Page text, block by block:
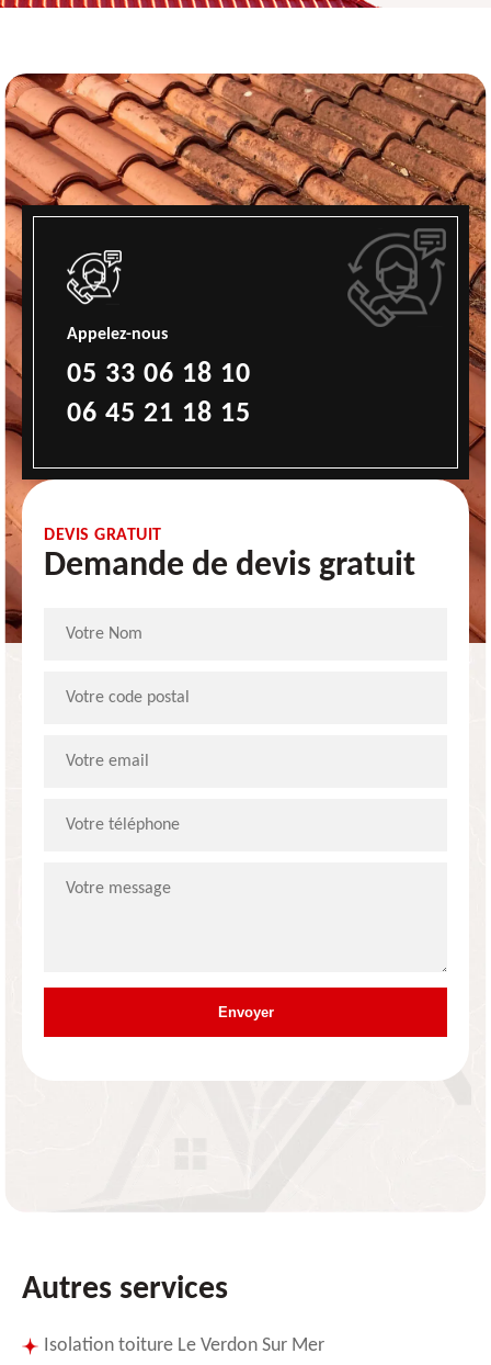
Appelez-nous
05 33 06 18 10
06 45 21 18 15
DEVIS GRATUIT
Demande de devis gratuit
Autres services
Isolation toiture Le Verdon Sur Mer